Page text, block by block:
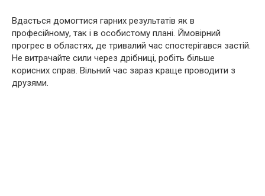
Вдасться домогтися гарних результатів як в
професійному, так і в особистому плані. Ймовірний
прогрес в областях, де тривалий час спостерігався застій.
Не витрачайте сили через дрібниці, робіть більше
корисних справ. Вільний час зараз краще проводити з
друзями.